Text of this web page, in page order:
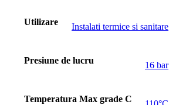
Utilizare Instalati termice si sanitare
Presiune de lucru 16 bar
Temperatura Max grade C